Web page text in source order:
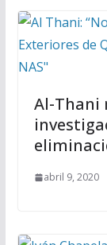
Al-Thani
abril 9, 2020